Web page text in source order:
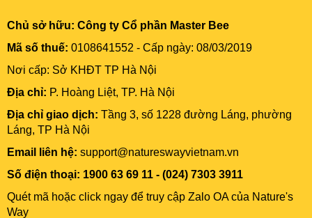
Chủ sở hữu: Công ty Cổ phần Master Bee
Mã số thuế: 0108641552 - Cấp ngày: 08/03/2019
Nơi cấp: Sở KHĐT TP Hà Nội
Địa chỉ: P. Hoàng Liệt, TP. Hà Nội
Địa chỉ giao dịch: Tầng 3, số 1228 đường Láng, phường
Láng, TP Hà Nội
Email liên hệ: support@natureswayvietnam.vn
Số điện thoại: 1900 63 69 11 - (024) 7303 3911
Quét mã hoặc click ngay để truy cập Zalo OA của Nature's
Way